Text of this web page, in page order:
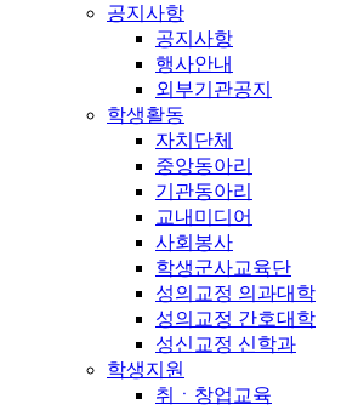
공지사항
공지사항
행사안내
외부기관공지
학생활동
자치단체
중앙동아리
기관동아리
교내미디어
사회봉사
학생군사교육단
성의교정 의과대학
성의교정 간호대학
성신교정 신학과
학생지원
취ㆍ창업교육